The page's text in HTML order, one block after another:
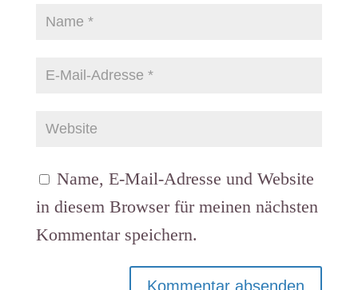
Name, E-Mail-Adresse und Website
in diesem Browser für meinen nächsten
Kommentar speichern.